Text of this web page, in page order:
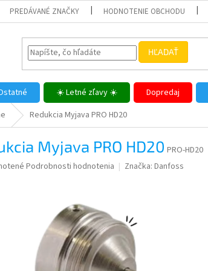
PREDÁVANÉ ZNAČKY HODNOTENIE OBCHODU
HĽADAŤ
☀️ Letné zľavy ☀️ Dopredaj
Redukcia Myjava PRO HD20
Myjava PRO HD20 PRO-HD20
Podrobnosti hodnotenia Značka: Danfoss